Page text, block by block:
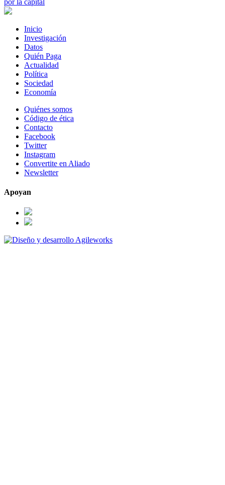
Inicio
Investigación
Datos
Quién Paga
Actualidad
Política
Sociedad
Economía
Quiénes somos
Código de ética
Contacto
Facebook
Twitter
Instagram
Convertite en Aliado
Newsletter
Apoyan